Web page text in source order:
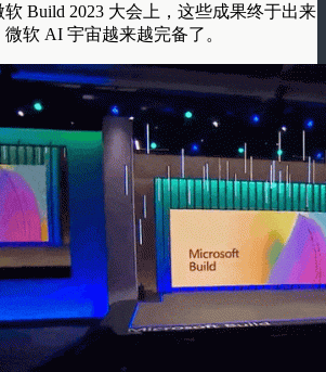
Build 2023 大会上，这些成果终于出来
软 AI 宇宙越来越完备了。